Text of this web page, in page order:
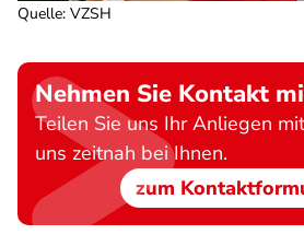
Quelle: VZSH
Nehmen Sie Kontakt
Teilen Sie uns Ihr Anliegen
uns zeitnah bei Ihnen.
zum